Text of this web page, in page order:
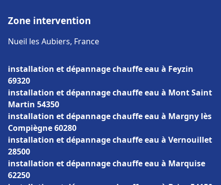
Zone intervention
Nueil les Aubiers, France
installation et dépannage chauffe eau à Feyzin
69320
installation et dépannage chauffe eau à Mont Saint
Martin 54350
installation et dépannage chauffe eau à Margny lès
Compiègne 60280
installation et dépannage chauffe eau à Vernouillet
28500
installation et dépannage chauffe eau à Marquise
62250